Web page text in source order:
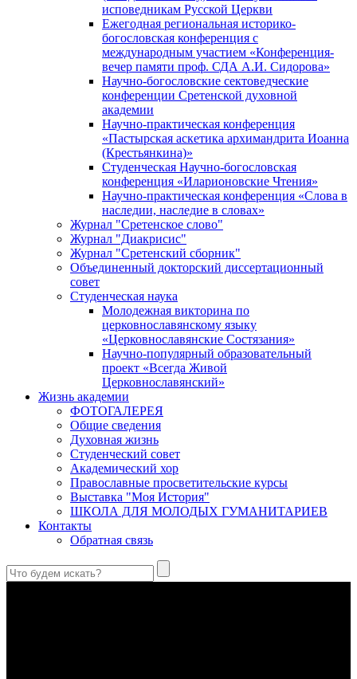
исповедникам Русской Церкви
Ежегодная региональная историко-
богословская конференция с
международным участием «Конференция-
вечер памяти проф. СДА А.И. Сидорова»
Научно-богословские сектоведческие
конференции Сретенской духовной
академии
Научно-практическая конференция
«Пастырская аскетика архимандрита Иоанна
(Крестьянкина)»
Студенческая Научно-богословская
конференция «Иларионовские Чтения»
Научно-практическая конференция «Cлова в
наследии, наследие в словах»
Журнал "Сретенское слово"
Журнал "Диакрисис"
Журнал "Сретенский сборник"
Объединенный докторский диссертационный
совет
Студенческая наука
Молодежная викторина по
церковнославянскому языку
«Церковнославянские Состязания»
Научно-популярный образовательный
проект «Всегда Живой
Церковнославянский»
Жизнь академии
ФОТОГАЛЕРЕЯ
Общие сведения
Духовная жизнь
Студенческий совет
Академический хор
Православные просветительские курсы
Выставка "Моя История"
ШКОЛА ДЛЯ МОЛОДЫХ ГУМАНИТАРИЕВ
Контакты
Обратная связь